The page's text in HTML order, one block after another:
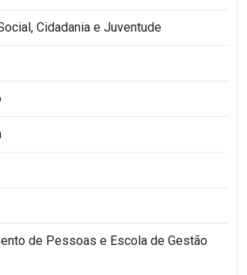
Cidadania e Juventude
de Pessoas e Escola de Gestão